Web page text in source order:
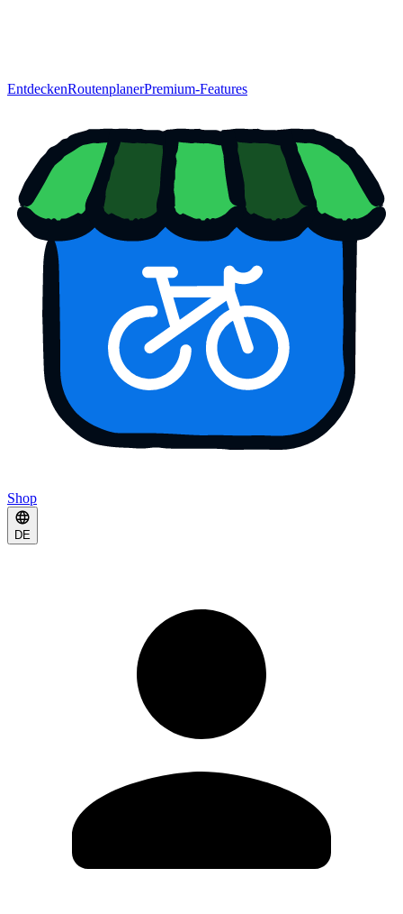
EntdeckenRoutenplanerPremium-Features
Shop
DE